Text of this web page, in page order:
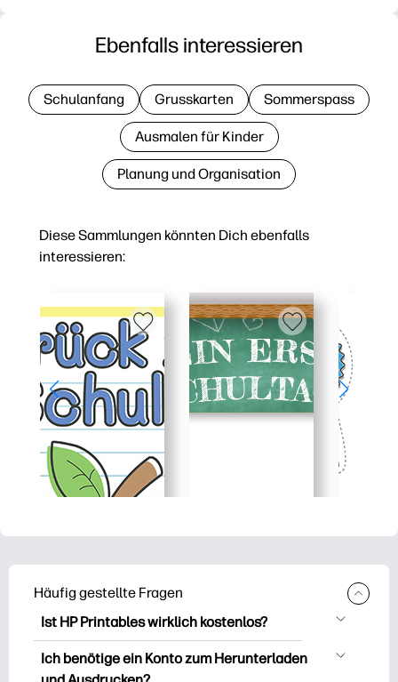
Diese Sammlungen könnten Dich ebenfalls
interessieren:
Ebenfalls interessieren
Schulanfang Grusskarten Sommerspass
Ausmalen für Kinder
Planung und Organisation
Häufig gestellte Fragen
Ist HP Printables wirklich kostenlos?
HP Printables bietet über 2.500
kostenlose Vorlagen zum Herunterladen
Ich benötige ein Konto zum Herunterladen